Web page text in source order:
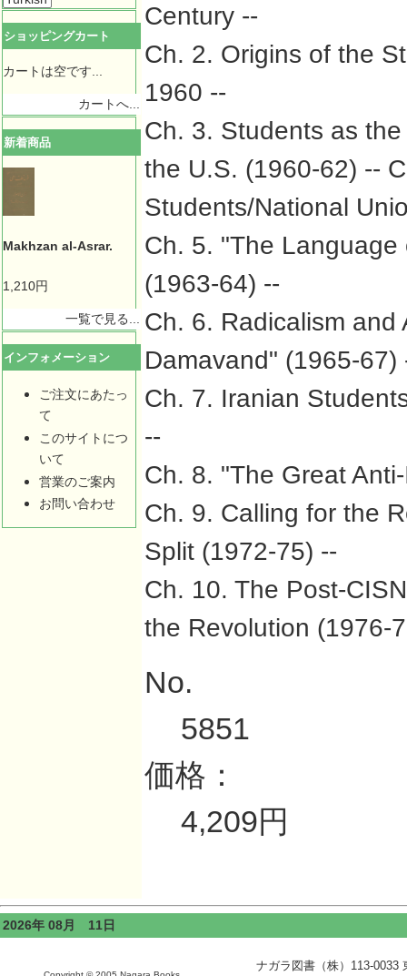
ショッピングカート
カートは空です...
カートへ...
新着商品
Makhzan al-Asrar.
1,210円
一覧で見る...
インフォメーション
ご注文にあたっ
て
このサイトにつ
いて
営業のご案内
お問い合わせ
Century --
Ch. 2. Origins of the
1960 --
Ch. 3. Students as
the U.S. (1960-62) --
Students/National
Ch. 5. "The Language
(1963-64) --
Ch. 6. Radicalism
Damavand" (1965-67)
Ch. 7. Iranian
--
Ch. 8. "The Great
Ch. 9. Calling for the
Split (1972-75) --
Ch. 10. The Post-
the Revolution (1976-
No.
5851
価格：
4,209円
2026年 08月 11日
ナガラ図書（株）113-